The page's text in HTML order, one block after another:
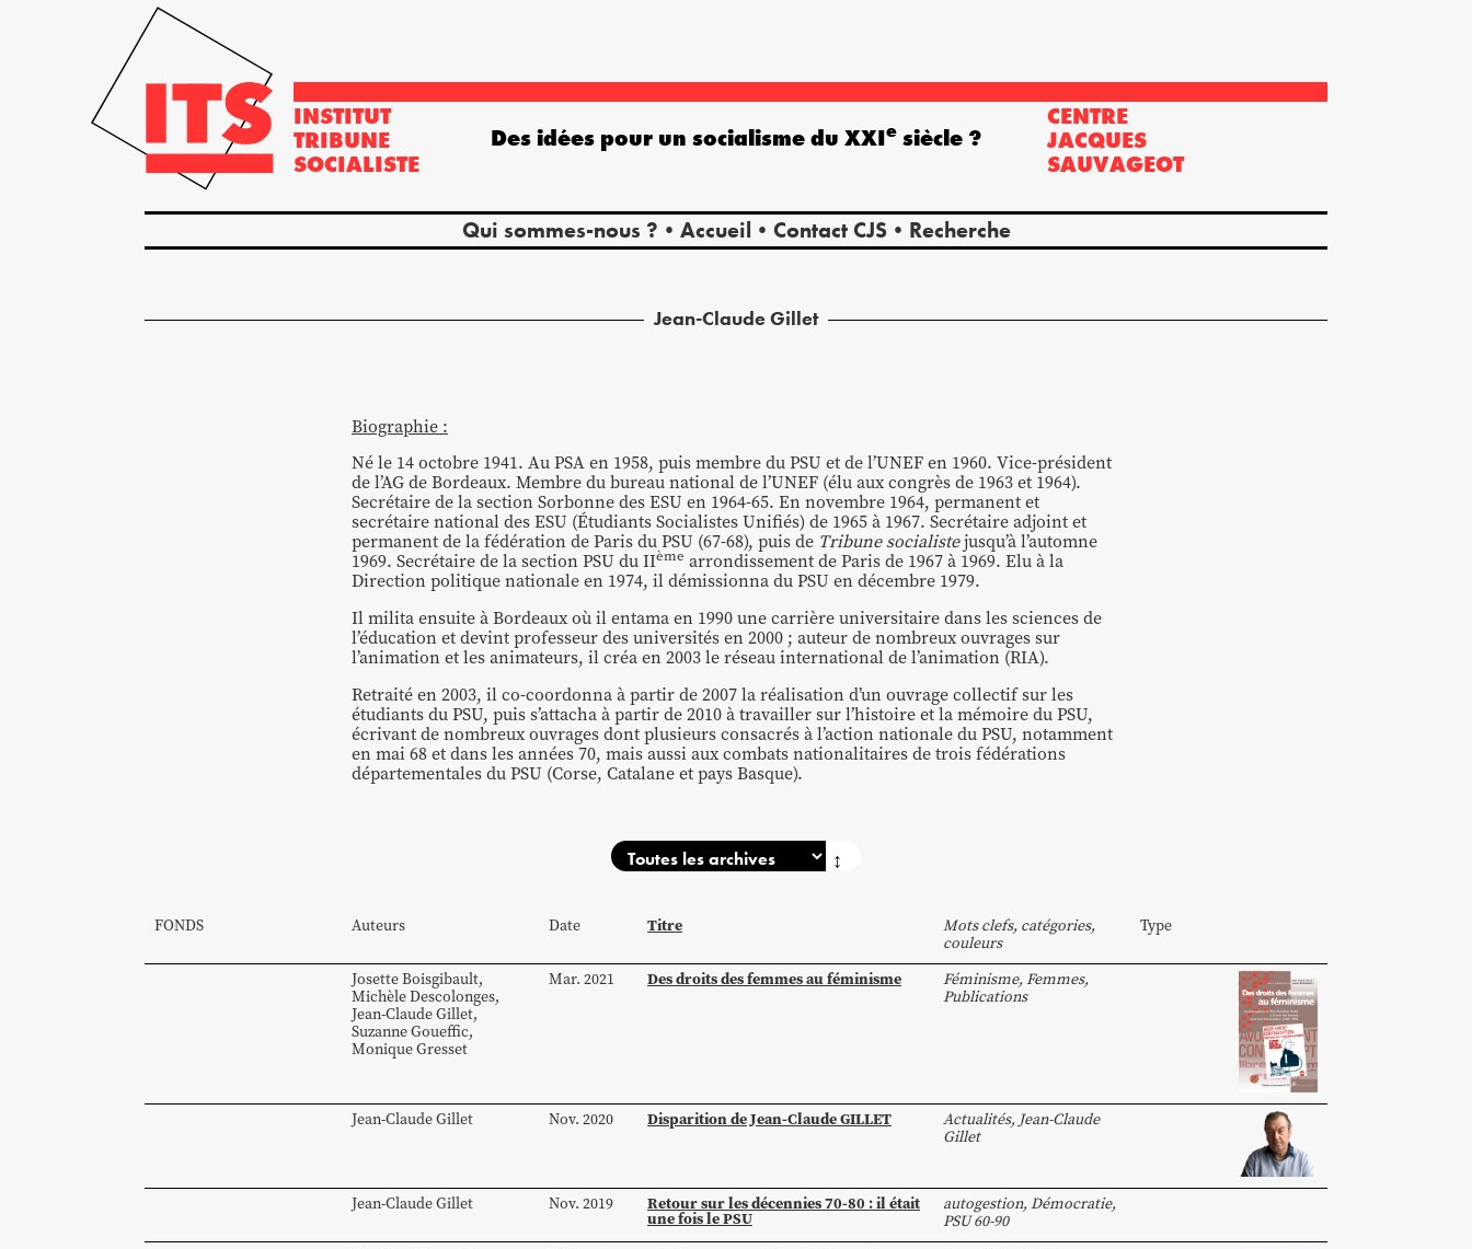
INSTITUT
TRIBUNE
SOCIALISTE
CENTRE
JACQUES
SAUVAGEOT
Qui sommes-nous ? Accueil Contact CJS Recherche
Des idées pour un socialisme du XXIe siècle ?
Jean-ClaudeGillet
Biographie :
Né le 14 octobre 1941. Au PSA en 1958, puis membre du PSU et de l’UNEF en 1960. Vice-président
de l’AG de Bordeaux. Membre du bureau national de l’UNEF (élu aux congrès de 1963 et 1964).
Secrétaire de la section Sorbonne des ESU en 1964-65. En novembre 1964, permanent et
secrétaire national des ESU (Étudiants Socialistes Unifiés) de 1965 à 1967. Secrétaire adjoint et
permanent de la fédération de Paris du PSU (67-68), puis de Tribune socialistejusqu’à l’automne
1969. Secrétaire de la section PSU du IIème arrondissement de Paris de 1967 à 1969. Elu à la
Direction politique nationale en 1974, il démissionna du PSU en décembre 1979.
Il milita ensuite à Bordeaux où il entama en 1990 une carrière universitaire dans les sciences de
l’éducation et devint professeur des universités en 2000 ; auteur de nombreux ouvrages sur
l’animation et les animateurs, il créa en 2003 le réseau international de l’animation (RIA).
Retraité en 2003, il co-coordonna à partir de 2007 la réalisation d’un ouvrage collectif sur les
étudiants du PSU, puis s’attacha à partir de 2010 à travailler sur l’histoire et la mémoire du PSU,
écrivant de nombreux ouvrages dont plusieurs consacrés à l’action nationale du PSU, notamment
en mai 68 et dans les années 70, mais aussi aux combats nationalitaires de trois fédérations
départementales du PSU (Corse, Catalane et pays Basque).
↕
FONDS Auteurs Date Titre
Mots clefs, catégories,
couleurs
Type
JosetteBoisgibault,
MichèleDescolonges,
Jean-ClaudeGillet,
SuzanneGoueffic,
MoniqueGresset
Mar. 2021 Des droits des femmes au féminisme Féminisme, Femmes,
Publications
Jean-ClaudeGillet Nov. 2020 Disparition de Jean-Claude GILLET Actualités, Jean-Claude
Gillet
Jean-ClaudeGillet Nov. 2019 Retour sur les décennies 70-80 : il était
une fois le PSU
autogestion, Démocratie,
PSU 60-90